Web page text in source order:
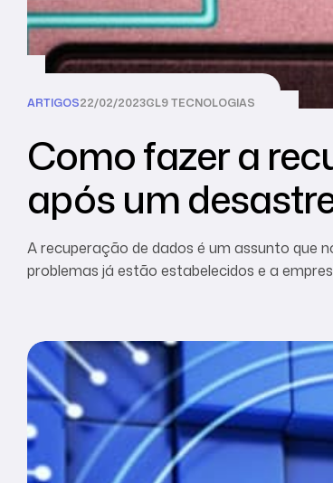
ARTIGOS22/02/2023CL9 TECNOLOGIAS
Como fazer a
após um
A recuperação de dados é um assunto que
problemas já estão estabelecidos e a
situações pode levar […]